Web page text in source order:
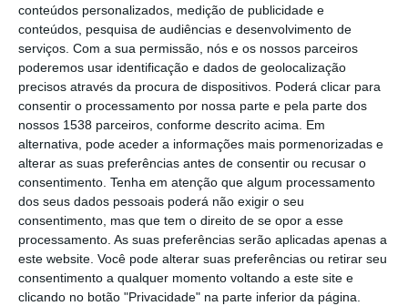
conteúdos personalizados, medição de publicidade e
conteúdos, pesquisa de audiências e desenvolvimento de
serviços. Com a sua permissão, nós e os nossos parceiros
poderemos usar identificação e dados de geolocalização
precisos através da procura de dispositivos. Poderá clicar para
consentir o processamento por nossa parte e pela parte dos
nossos 1538 parceiros, conforme descrito acima. Em
alternativa, pode aceder a informações mais pormenorizadas e
alterar as suas preferências antes de consentir ou recusar o
consentimento. Tenha em atenção que algum processamento
dos seus dados pessoais poderá não exigir o seu
consentimento, mas que tem o direito de se opor a esse
processamento. As suas preferências serão aplicadas apenas a
este website. Você pode alterar suas preferências ou retirar seu
consentimento a qualquer momento voltando a este site e
clicando no botão "Privacidade" na parte inferior da página.
Um atropelamento causou uma vítima leve
na tarde deste domingo, 4 de Fevereiro, na
Calçada da Junqueira, em Santarém. A
vítima, um homem idoso, foi colhido por uma
viatura quando atravessava a estrada. O
alerta foi dado pelas 18h30.
No local estiveram oito elementos dos
bombeiros sapadores e voluntários de